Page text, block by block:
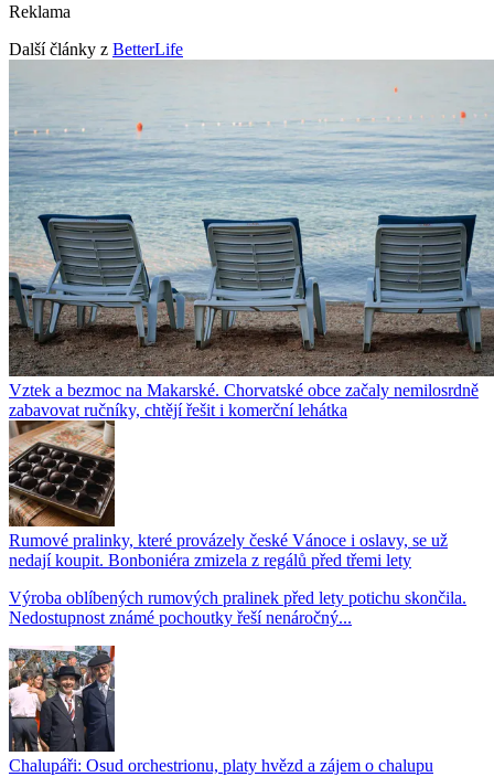
Reklama
Další články z BetterLife
Vztek a bezmoc na Makarské. Chorvatské obce začaly nemilosrdně
zabavovat ručníky, chtějí řešit i komerční lehátka
Rumové pralinky, které provázely české Vánoce i oslavy, se už
nedají koupit. Bonboniéra zmizela z regálů před třemi lety
Výroba oblíbených rumových pralinek před lety potichu skončila.
Nedostupnost známé pochoutky řeší nenáročný...
Chalupáři: Osud orchestrionu, platy hvězd a zájem o chalupu